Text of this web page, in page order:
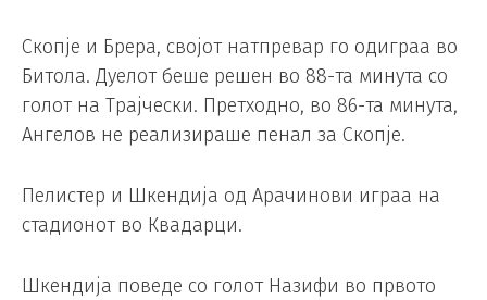
Скопје и Брера, својот натпревар го одиграа во
Битола. Дуелот беше решен во 88-та минута со
голот на Трајчески. Претходно, во 86-та минута,
Ангелов не реализираше пенал за Скопје.
Пелистер и Шкендија од Арачинови играа на
стадионот во Квадарци.
Шкендија поведе со голот Назифи во првото